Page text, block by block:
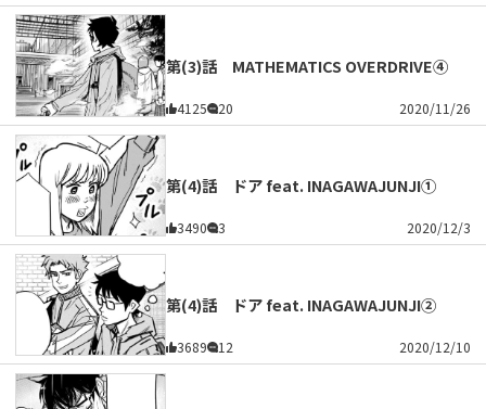
第(3)話 MATHEMATICS OVERDRIVE④
4125 20 2020/11/26
第(4)話 ドア feat. INAGAWAJUNJI①
3490 3 2020/12/3
第(4)話 ドア feat. INAGAWAJUNJI②
3689 12 2020/12/10